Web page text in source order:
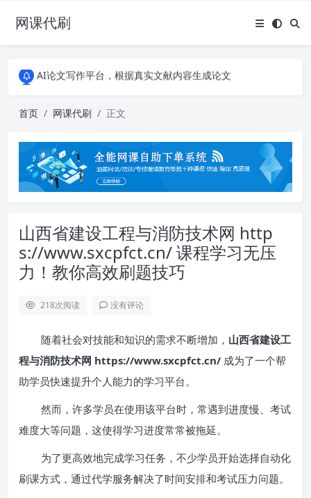
网课代刷
AI论文写作平台，根据真实文献内容生成论文
全能网课平台，大学生网课、成教、培训、继续教育。现已接入代刷代考项目3000+
全能网课平台，大学生网课、成教、培训、继续教育。现已接入代刷代考项目3000+
首页 网课代刷 正文
山西省建设工程与消防技术网 http
s://www.sxcpfct.cn/ 课程学习无压
力！教你高效刷题技巧
218次阅读 没有评论
随着社会对技能和知识的需求不断增加， 山西省建设工
程与消防技术网 https://www.sxcpfct.cn/ 成为了一个帮
助学员快速提升个人能力的学习平台。
然而，许多学员在使用该平台时，常遇到进度慢、考试
难度大等问题，这使得学习进度常常被拖延。
为了更高效地完成学习任务，不少学员开始选择自动化
刷课方式，通过代学服务解决了时间安排和考试压力问题。